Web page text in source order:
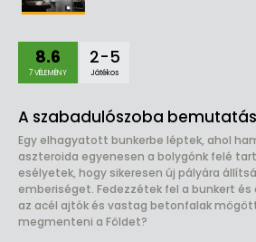
8.6
7 VÉLEMÉNY
2-5
Játékos
A szabadulószoba
Egy elhagyatott bunkerbe léptek, ahol
aszteroida egyenesen a bolygónk felé
esélyetek, hogy sikeresen új pályára
emberiséget. Fedezzétek fel a bunkert
az acél ajtók és vastag betonfalak
megmenteni a Földet?